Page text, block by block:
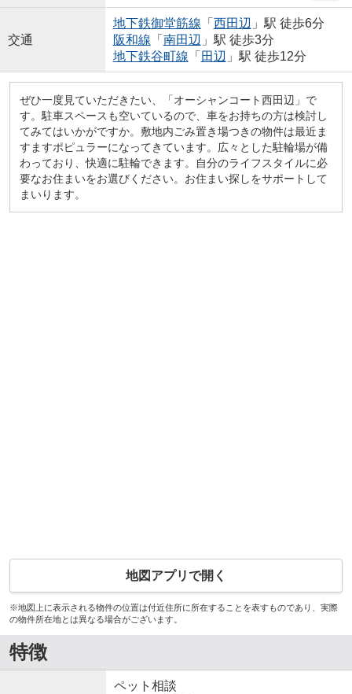
交通
地下鉄御堂筋線 「 西田辺 」駅 徒歩6分
阪和線 「 南田辺 」駅 徒歩3分
地下鉄谷町線 「 田辺 」駅 徒歩12分
ぜひ一度見ていただきたい、「オーシャンコート西田辺」で
す。駐車スペースも空いているので、車をお持ちの方は検討し
てみてはいかがですか。敷地内ごみ置き場つきの物件は最近ま
すますポピュラーになってきています。広々とした駐輪場が備
わっており、快適に駐輪できます。自分のライフスタイルに必
要なお住まいをお選びください。お住まい探しをサポートして
まいります。
地図アプリで開く
※地図上に表示される物件の位置は付近住所に所在することを表すものであり、実際
の物件所在地とは異なる場合がございます。
特徴
ペット相談